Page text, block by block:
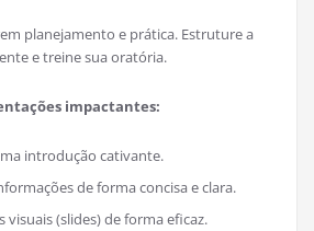
planejamento e prática. Estruture a
e treine sua oratória.
impactantes:
introdução cativante.
de forma concisa e clara.
visuais (slides) de forma eficaz.